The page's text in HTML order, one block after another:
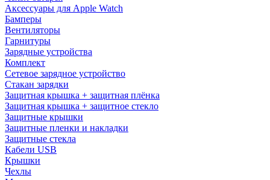
Аксессуары для Apple Watch
Бамперы
Вентиляторы
Гарнитуры
Зарядные устройства
Комплект
Сетевое зарядное устройство
Стакан зарядки
Защитная крышка + защитная плёнка
Защитная крышка + защитное стекло
Защитные крышки
Защитные пленки и накладки
Защитные стекла
Кабели USB
Крышки
Чехлы